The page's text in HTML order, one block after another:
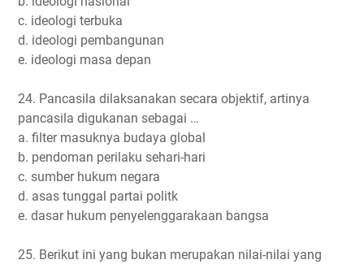
c. ideologi terbuka
d. ideologi pembangunan
e. ideologi masa depan
24. Pancasila dilaksanakan secara objektif, artinya
pancasila digukanan sebagai …
a. filter masuknya budaya global
b. pendoman perilaku sehari-hari
c. sumber hukum negara
d. asas tunggal partai politk
e. dasar hukum penyelenggarakaan bangsa
25. Berikut ini yang bukan merupakan nilai-nilai yang